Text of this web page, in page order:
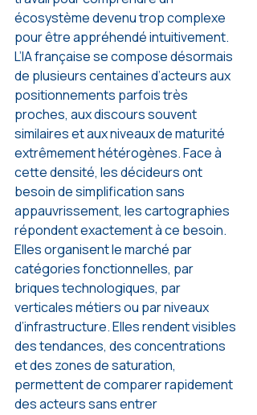
écosystème devenu trop complexe
pour être appréhendé intuitivement.
L’IA française se compose désormais
de plusieurs centaines d’acteurs aux
positionnements parfois très
proches, aux discours souvent
similaires et aux niveaux de maturité
extrêmement hétérogènes. Face à
cette densité, les décideurs ont
besoin de simplification sans
appauvrissement, les cartographies
répondent exactement à ce besoin.
Elles organisent le marché par
catégories fonctionnelles, par
briques technologiques, par
verticales métiers ou par niveaux
d’infrastructure. Elles rendent visibles
des tendances, des concentrations
et des zones de saturation,
permettent de comparer rapidement
des acteurs sans entrer